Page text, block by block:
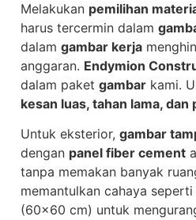
Melakukan pemilihan
harus tercermin dalam
dalam gambar kerja
anggaran. Endymion
dalam paket gambar kami.
kesan luas, tahan lama,
Untuk eksterior, gambar
dengan panel fiber cement
tanpa memakan banyak
memantulkan cahaya seperti
(60×60 cm) untuk